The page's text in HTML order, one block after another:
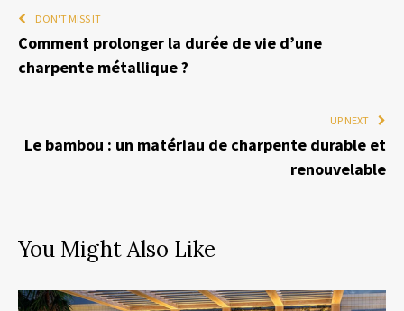
DON'T MISS IT
Comment prolonger la durée de vie d’une
charpente métallique ?
UP NEXT
Le bambou : un matériau de charpente durable et
renouvelable
You Might Also Like